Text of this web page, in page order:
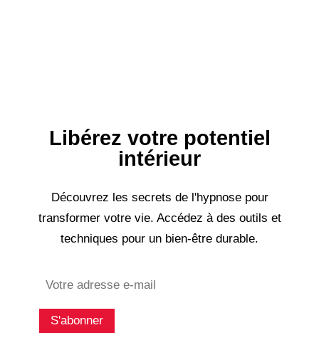
Libérez votre potentiel
intérieur
Découvrez les secrets de l'hypnose pour
transformer votre vie. Accédez à des outils et
techniques pour un bien-être durable.
S'abonner